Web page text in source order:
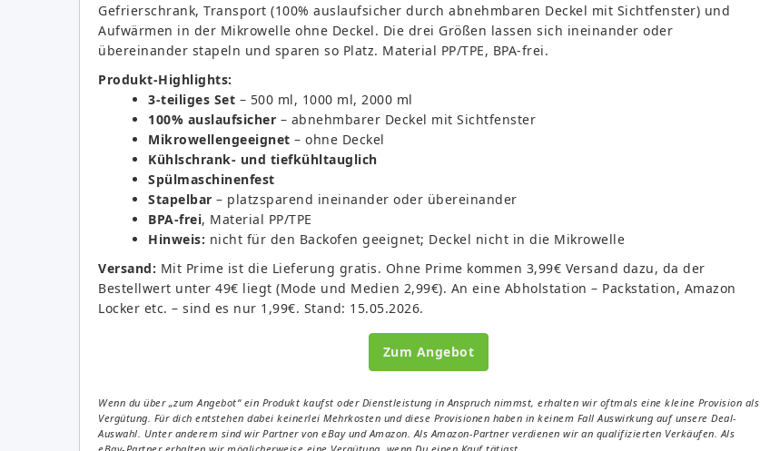
Gefrierschrank, Transport (100% auslaufsicher durch abnehmbaren Deckel mit Sichtfenster) und
Aufwärmen in der Mikrowelle ohne Deckel. Die drei Größen lassen sich ineinander oder
übereinander stapeln und sparen so Platz. Material PP/TPE, BPA-frei.
Produkt-Highlights:
3-teiliges Set – 500 ml, 1000 ml, 2000 ml
100% auslaufsicher – abnehmbarer Deckel mit Sichtfenster
Mikrowellengeeignet – ohne Deckel
Kühlschrank- und tiefkühltauglich
Spülmaschinenfest
Stapelbar – platzsparend ineinander oder übereinander
BPA-frei, Material PP/TPE
Hinweis: nicht für den Backofen geeignet; Deckel nicht in die Mikrowelle
Versand: Mit Prime ist die Lieferung gratis. Ohne Prime kommen 3,99€ Versand dazu, da der
Bestellwert unter 49€ liegt (Mode und Medien 2,99€). An eine Abholstation – Packstation, Amazon
Locker etc. – sind es nur 1,99€. Stand: 15.05.2026.
Zum Angebot
Wenn du über „zum Angebot“ ein Produkt kaufst oder Dienstleistung in Anspruch nimmst, erhalten wir oftmals eine kleine Provision als
Vergütung. Für dich entstehen dabei keinerlei Mehrkosten und diese Provisionen haben in keinem Fall Auswirkung auf unsere Deal-
Auswahl. Unter anderem sind wir Partner von eBay und Amazon. Als Amazon-Partner verdienen wir an qualifizierten Verkäufen. Als